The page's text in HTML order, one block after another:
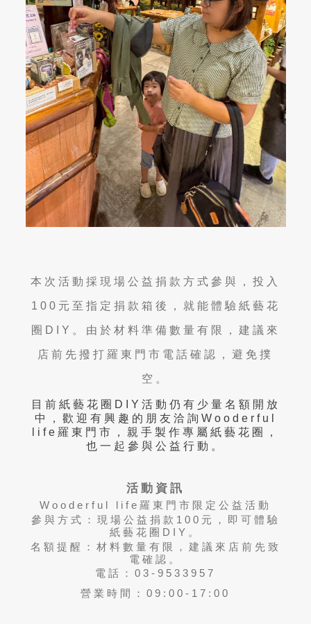
本次活動採現場公益捐款方式參與，投入
100 元至指定捐款箱後，就能體驗紙藝花
圈 DIY 。由於材料準備數量有限，建議來
店前先撥打羅東門市電話確認，避免撲
空。
目前紙藝花圈 DIY 活動仍有少量名額開放
中，歡迎有興趣的朋友洽詢 Wooderful
life 羅東門市，親手製作專屬紙藝花圈，
也一起參與公益行動。
活動資訊
Wooderful life 羅東門市限定公益活動
參與方式：現場公益捐款 100 元，即可體驗
紙藝花圈 DIY 。
名額提醒：材料數量有限，建議來店前先致
電確認。
電話：03-9533957
營業時間：09:00-17:00